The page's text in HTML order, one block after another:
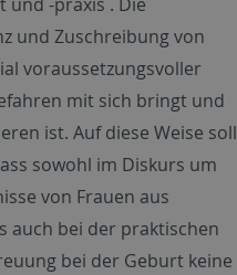
und Zuschreibung von
voraussetzungsvoller
mit sich bringt und
ist. Auf diese Weise soll
sowohl im Diskurs um
von Frauen aus
auch bei der praktischen
bei der Geburt keine